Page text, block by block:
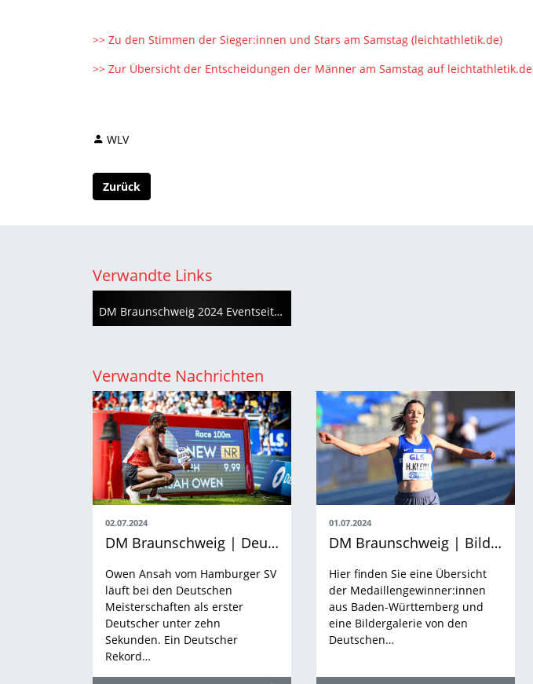
>> Zu den Stimmen der Sieger:innen und Stars am Samstag (leichtathletik.de)
>> Zur Übersicht der Entscheidungen der Männer am Samstag auf leichtathletik.de
WLV
Zurück
Verwandte Links
DM Braunschweig 2024 Eventseite (leichtathletik.de)
Verwandte Nachrichten
02.07.2024
DM Braunschweig | Deutscher Rekord aus Mannheimer Küche
Owen Ansah vom Hamburger SV
läuft bei den Deutschen
Meisterschaften als erster
Deutscher unter zehn
Sekunden. Ein Deutscher
Rekord…
01.07.2024
DM Braunschweig | Bildergalerie und Medaillenübersicht
Hier finden Sie eine Übersicht
der Medaillengewinner:innen
aus Baden-Württemberg und
eine Bildergalerie von den
Deutschen…